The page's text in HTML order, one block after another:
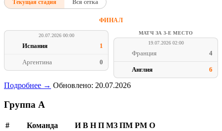
Текущая стадия Вся сетка
ФИНАЛ
20.07.2026 00:00
Испания 1
Аргентина 0
МАТЧ ЗА 3-Е МЕСТО
19.07.2026 02:00
Франция 4
Англия 6
Подробнее → Обновлено: 20.07.2026
Группа A
# Команда И В Н П МЗ ПМ РМ О